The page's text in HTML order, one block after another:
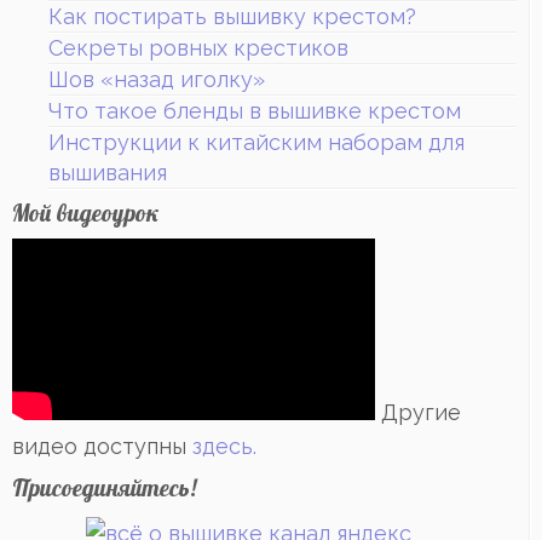
Как постирать вышивку крестом?
Секреты ровных крестиков
Шов «назад иголку»
Что такое бленды в вышивке крестом
Инструкции к китайским наборам для
вышивания
Мой видеоурок
Другие
видео доступны здесь.
Присоединяйтесь!